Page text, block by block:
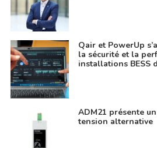
Qair et PowerUp
la sécurité et la
installations BESS
ADM21 présente
tension alternative